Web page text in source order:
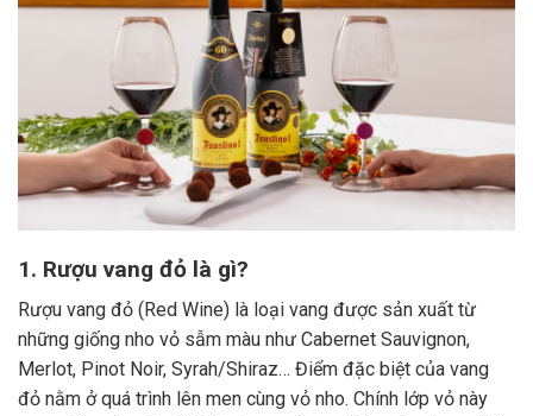
1. Rượu vang đỏ là gì?
Rượu vang đỏ (Red Wine) là loại vang được sản xuất từ
những giống nho vỏ sẫm màu như Cabernet Sauvignon,
Merlot, Pinot Noir, Syrah/Shiraz… Điểm đặc biệt của vang
đỏ nằm ở quá trình lên men cùng vỏ nho. Chính lớp vỏ này